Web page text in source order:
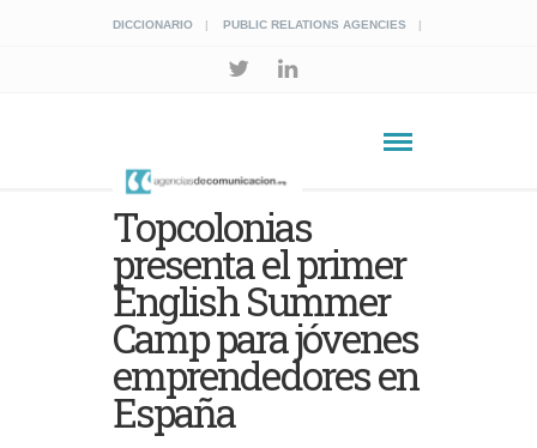
DICCIONARIO PUBLIC RELATIONS AGENCIES
Topcolonias
presenta el primer
English Summer
Camp para jóvenes
emprendedores en
España